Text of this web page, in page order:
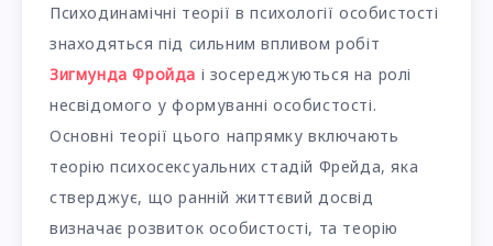
Психодинамічні теорії в психології особистості
знаходяться під сильним впливом робіт
Зигмунда Фройда і зосереджуються на ролі
несвідомого у формуванні особистості.
Основні теорії цього напрямку включають
теорію психосексуальних стадій Фрейда, яка
стверджує, що ранній життєвий досвід
визначає розвиток особистості, та теорію